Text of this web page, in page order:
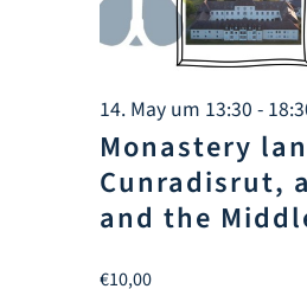
Place of learning
Easy language
14. May um 13:30 -
Monastery
Cunradisrut,
and the
€10,00